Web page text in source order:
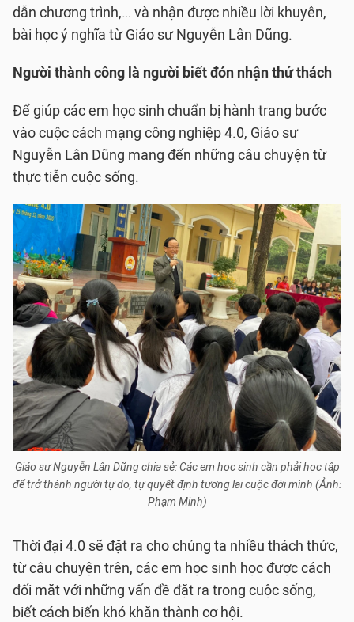
dẫn chương trình,… và nhận được nhiều lời khuyên,
bài học ý nghĩa từ Giáo sư Nguyễn Lân Dũng.
Người thành công là người biết đón nhận thử thách
Để giúp các em học sinh chuẩn bị hành trang bước
vào cuộc cách mạng công nghiệp 4.0, Giáo sư
Nguyễn Lân Dũng mang đến những câu chuyện từ
thực tiễn cuộc sống.
Giáo sư Nguyễn Lân Dũng chia sẻ: Các em học sinh cần phải học tập
để trở thành người tự do, tự quyết định tương lai cuộc đời mình (Ảnh:
Phạm Minh)
Thời đại 4.0 sẽ đặt ra cho chúng ta nhiều thách thức,
từ câu chuyện trên, các em học sinh học được cách
đối mặt với những vấn đề đặt ra trong cuộc sống,
biết cách biến khó khăn thành cơ hội.